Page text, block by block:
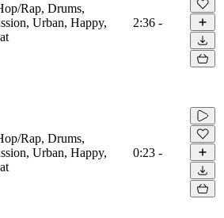
Rap, Drums,
Urban, Happy,
2:36 -
Rap, Drums,
Urban, Happy,
0:23 -